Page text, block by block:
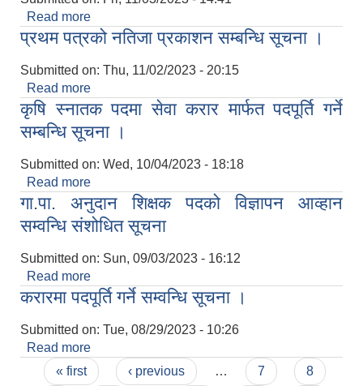
Read more
सूचना ।
प्रथम पत्रको नतिजा प्रकाशन सम्बन्धि सूचना ।
Submitted on: Thu, 11/02/2023 - 20:15
Read more
कृषि स्नातक पदमा सेवा करार मार्फत पदपूर्ति गर्ने
सम्बन्धि सूचना ।
Submitted on: Wed, 10/04/2023 - 18:18
Read more
सम्बन्धि सूचना ।
गा.पा. अनुदान शिक्षक पदको विज्ञापन आव्हान
सम्वन्धि संशोधित सूचना
Submitted on: Sun, 09/03/2023 - 16:12
Read more
संशोधित सूचना
करारमा पदपूर्ति गर्ने सम्वन्धि सूचना ।
Submitted on: Tue, 08/29/2023 - 10:26
Read more
Pages
« first ‹ previous … 7
8